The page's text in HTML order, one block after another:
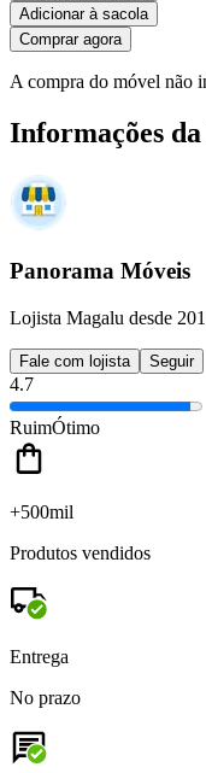
Adicionar à sacola
Comprar agora
A compra do móvel não
Informações
Panorama Móveis
Lojista Magalu desde
Fale com lojista Seguir
4.7
RuimÓtimo
+500mil
Produtos vendidos
Entrega
No prazo